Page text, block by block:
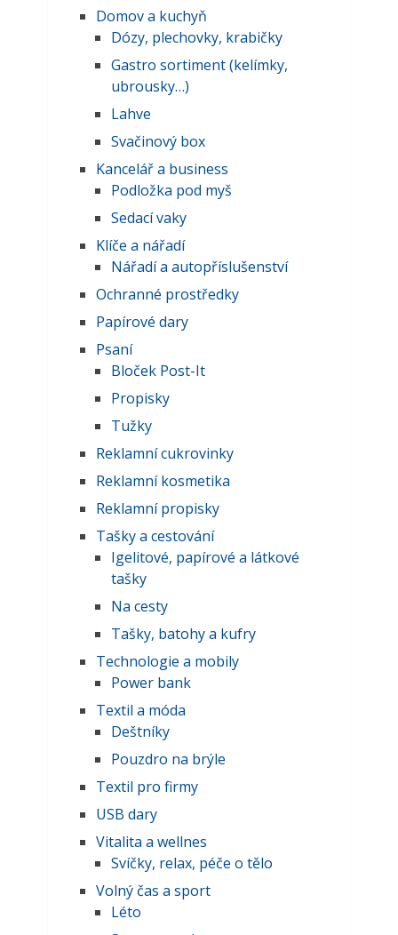
Domov a kuchyň
Dózy, plechovky, krabičky
Gastro sortiment (kelímky,
ubrousky…)
Lahve
Svačinový box
Kancelář a business
Podložka pod myš
Sedací vaky
Klíče a nářadí
Nářadí a autopříslušenství
Ochranné prostředky
Papírové dary
Psaní
Bloček Post-It
Propisky
Tužky
Reklamní cukrovinky
Reklamní kosmetika
Reklamní propisky
Tašky a cestování
Igelitové, papírové a látkové
tašky
Na cesty
Tašky, batohy a kufry
Technologie a mobily
Power bank
Textil a móda
Deštníky
Pouzdro na brýle
Textil pro firmy
USB dary
Vitalita a wellnes
Svíčky, relax, péče o tělo
Volný čas a sport
Léto